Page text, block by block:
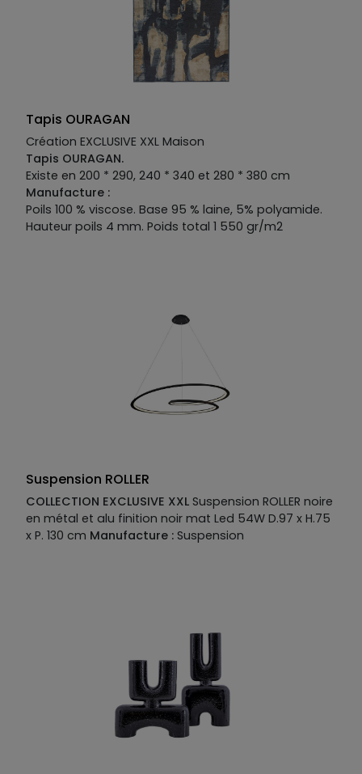
Tapis OURAGAN
Création EXCLUSIVE XXL Maison
Tapis OURAGAN.
Existe en 200 * 290, 240 * 340 et 280 * 380 cm
Manufacture :
Poils 100 % viscose. Base 95 % laine, 5% polyamide.
Hauteur poils 4 mm. Poids total 1 550 gr/m2
Suspension ROLLER
COLLECTION EXCLUSIVE XXL Suspension ROLLER noire
en métal et alu finition noir mat Led 54W D.97 x H.75
x P. 130 cm Manufacture : Suspension